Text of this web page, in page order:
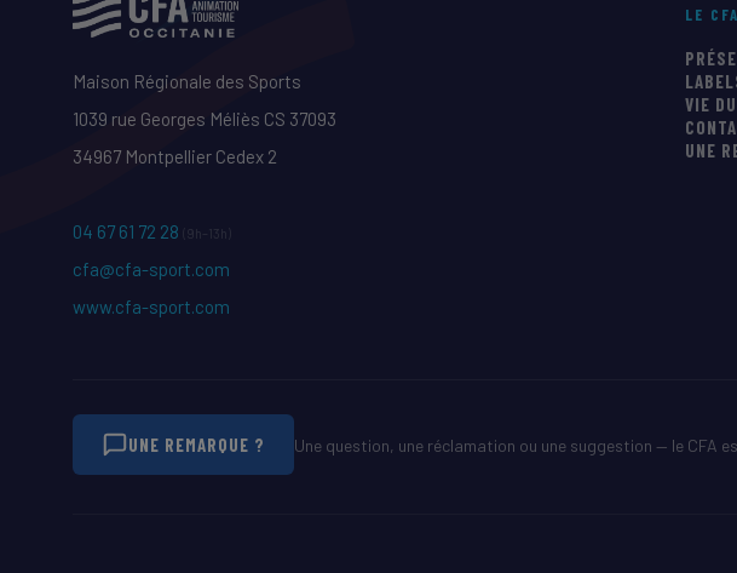
Maison Régionale des Sports
1039 rue Georges Méliès CS 37093
34967 Montpellier Cedex 2
04 67 61 72 28 (9h–13h)
cfa@cfa-sport.com
www.cfa-sport.com
LE CFA
VIE
UNE
UNE REMARQUE ? Une question, une réclamation ou une suggestion — le CFA